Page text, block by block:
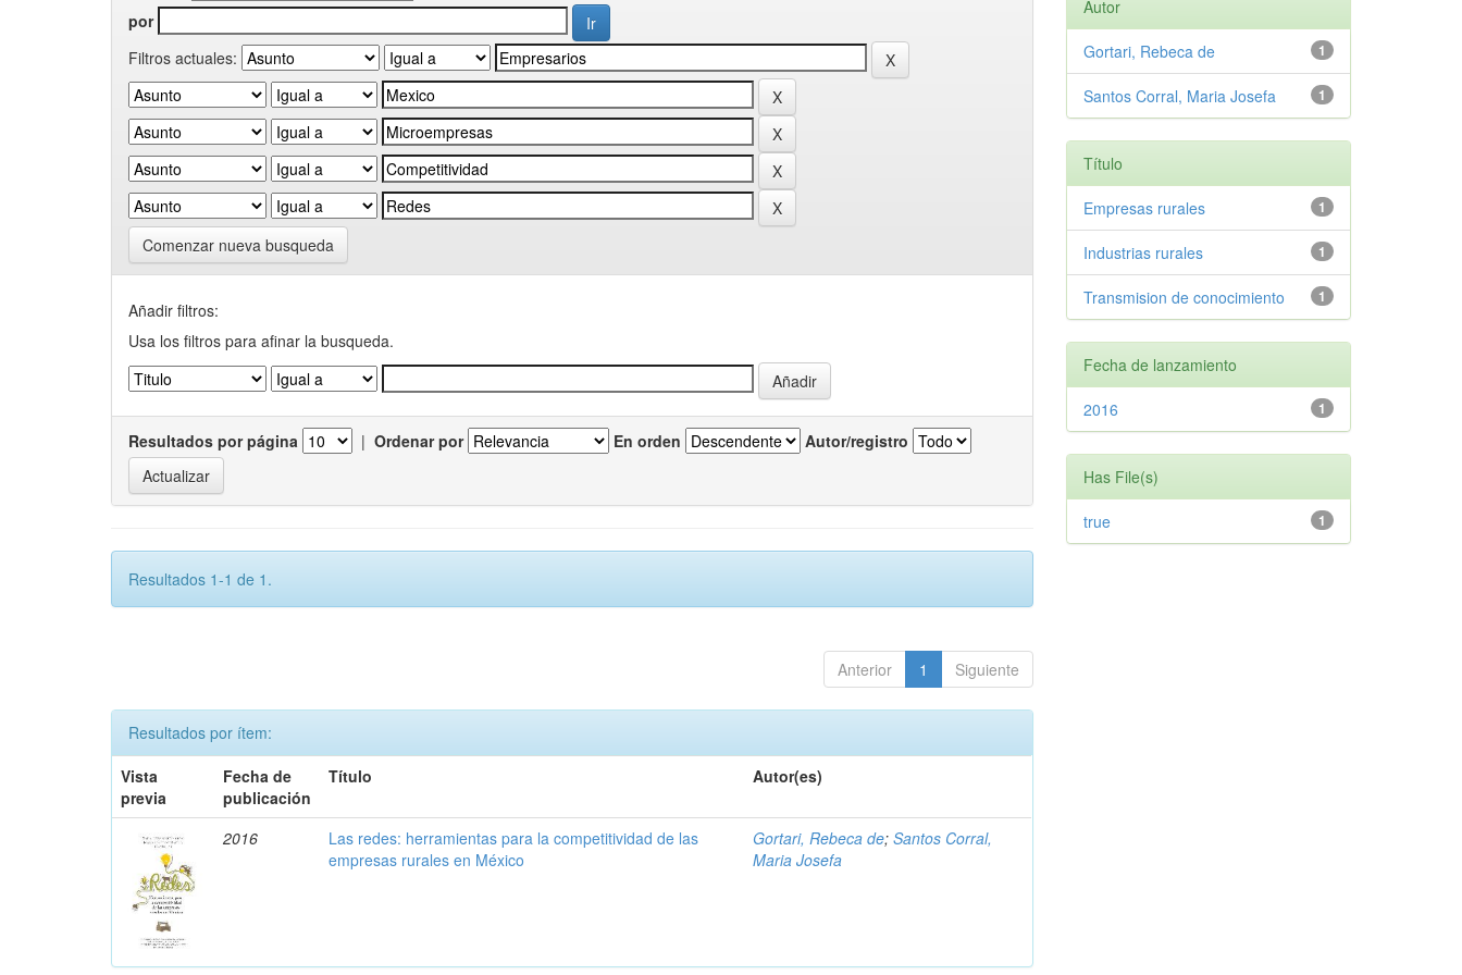
por
Filtros actuales:
Comenzar nueva busqueda
Añadir filtros:
Usa los filtros para afinar la busqueda.
Resultados por página | Ordenar por En orden Autor/registro
Resultados 1-1 de 1.
Anterior 1 Siguiente
Resultados por ítem:
Vista
previa
Fecha de
publicación
Título Autor(es)
2016
Las redes: herramientas para la competitividad de las
empresas rurales en México
Gortari, Rebeca de;Santos Corral,
Maria Josefa
Autor
1
Gortari, Rebeca de
1
Santos Corral, Maria Josefa
Título
1
Empresas rurales
1
Industrias rurales
1
Transmision de conocimiento
Fecha de lanzamiento
1
2016
Has File(s)
1
true